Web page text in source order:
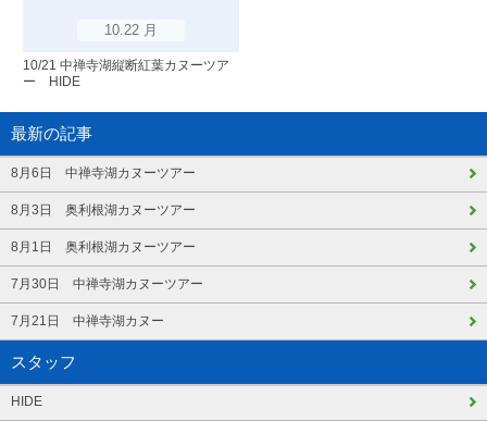
10.22 月
10/21 中禅寺湖縦断紅葉カヌーツア
ー HIDE
最新の記事
8月6日 中禅寺湖カヌーツアー
8月3日 奥利根湖カヌーツアー
8月1日 奥利根湖カヌーツアー
7月30日 中禅寺湖カヌーツアー
7月21日 中禅寺湖カヌー
スタッフ
HIDE